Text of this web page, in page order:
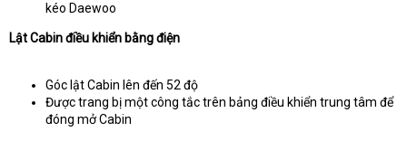
kéo Daewoo
Lật Cabin điều khiển bằng điện
Góc lật Cabin lên đến 52 độ
Được trang bị một công tắc trên bảng điều khiển trung tâm để
đóng mở Cabin